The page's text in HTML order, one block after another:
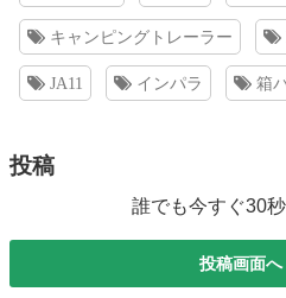
キャンピングトレーラー
JA11 インパラ 箱
投稿
誰でも今すぐ30
投稿画面